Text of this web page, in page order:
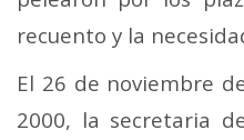
recuento y la
El 26 de noviembre
2000, la secretaria